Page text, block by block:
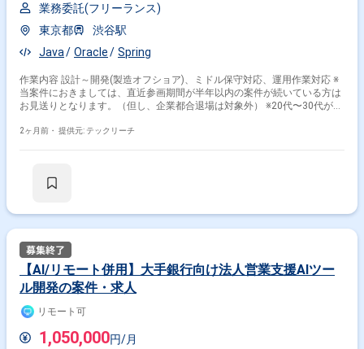
キュリティ取り組みでの業務システム対応 セキュリティパッチ対応 業務
討・実施 4. 報告業務 説明資料作成（PowerPoint、Excel） 関係各所への説
明・報告（定例会での説明、検討協議等） ※当案件におきましては、直近
参画期間が半年以内の案件が続いている方はお見送りとなります。（但
※成長意欲が高く、スキルを急速に伸ばしたい方に最適 ※将来リーダーを
目指す方歓迎 ＝＝＝＝＝ ※重要※ ▼必ずお読みください▼ 【必須要件】
・20～30代までの方、活躍中！ ・社会人経験必須 ・外国籍の場合、
必須 ・エンジニア実務経験3年以上必須 ＝＝＝＝＝ ★本案件の最新の状況
業務委託(フリーランス)
東京都
渋谷駅
Java
Oracle Spring
作業内容 設計～開発(製造オフショア)、ミドル保守対応、運用作業対応 ※
当案件におきましては、直近参画期間が半年以内の案件が続いている方は
お見送りとなります。（但し、企業都合退場は対象外） ※20代〜30代が中
方に最適 ※将来リーダーを目指す方歓迎 ＝＝＝＝＝ ※重要※ ▼必ずお読み
本案件の最新の状況は、担当者までお問合せ下さい。 ★期間：随時～
2ヶ月前・ 提供元: テックリーチ
【AI/リモート併用】大手銀行向け法人営業支援AIツー
ル開発の案件・求人
リモート可
1,050,000円/月